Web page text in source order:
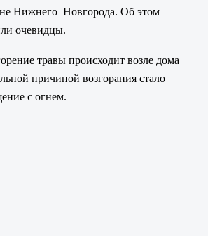
Нижнего Новгорода. Об этом
очевидцы.
травы происходит возле дома
причиной возгорания стало
с огнем.